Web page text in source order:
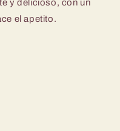
y delicioso, con un
el apetito.